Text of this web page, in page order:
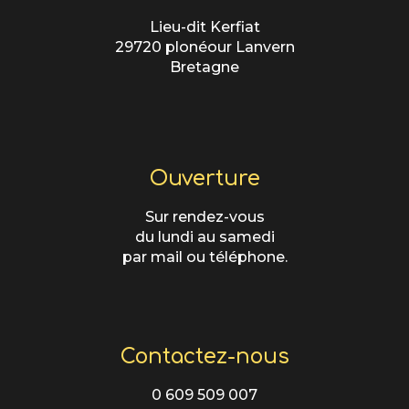
Lieu-dit Kerfiat
29720 plonéour Lanvern
Bretagne
Ouverture
Sur rendez-vous
du lundi au samedi
par mail ou téléphone.
Contactez-nous
0 609 509 007